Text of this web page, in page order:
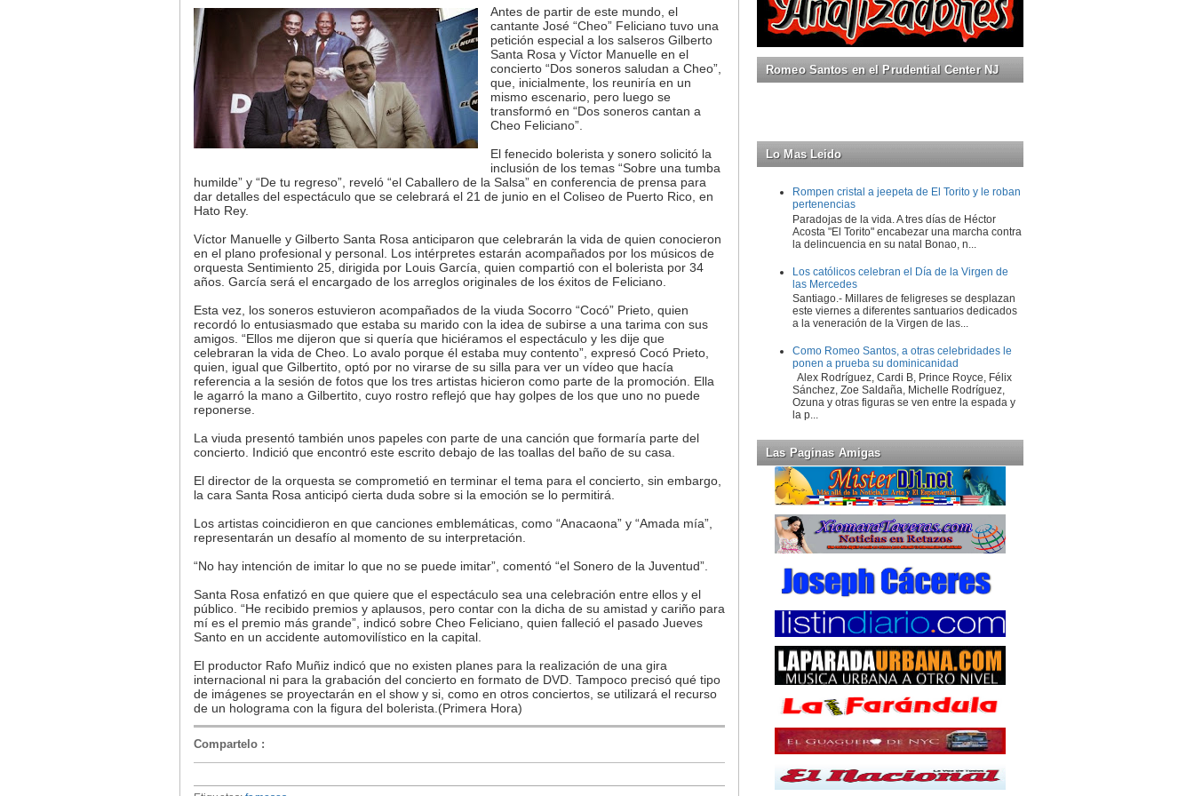
Antes de partir de este mundo, el
cantante José “Cheo” Feliciano tuvo una
petición especial a los salseros Gilberto
Santa Rosa y Víctor Manuelle en el
concierto “Dos soneros saludan a Cheo”,
que, inicialmente, los reuniría en un
mismo escenario, pero luego se
transformó en “Dos soneros cantan a
Cheo Feliciano”.
El fenecido bolerista y sonero solicitó la
inclusión de los temas “Sobre una tumba
humilde” y “De tu regreso”, reveló “el Caballero de la Salsa” en conferencia de prensa para
dar detalles del espectáculo que se celebrará el 21 de junio en el Coliseo de Puerto Rico, en
Hato Rey.
Víctor Manuelle y Gilberto Santa Rosa anticiparon que celebrarán la vida de quien conocieron
en el plano profesional y personal. Los intérpretes estarán acompañados por los músicos de
orquesta Sentimiento 25, dirigida por Louis García, quien compartió con el bolerista por 34
años. García será el encargado de los arreglos originales de los éxitos de Feliciano.
Esta vez, los soneros estuvieron acompañados de la viuda Socorro “Cocó” Prieto, quien
recordó lo entusiasmado que estaba su marido con la idea de subirse a una tarima con sus
amigos. “Ellos me dijeron que si quería que hiciéramos el espectáculo y les dije que
celebraran la vida de Cheo. Lo avalo porque él estaba muy contento”, expresó Cocó Prieto,
quien, igual que Gilbertito, optó por no virarse de su silla para ver un vídeo que hacía
referencia a la sesión de fotos que los tres artistas hicieron como parte de la promoción. Ella
le agarró la mano a Gilbertito, cuyo rostro reflejó que hay golpes de los que uno no puede
reponerse.
La viuda presentó también unos papeles con parte de una canción que formaría parte del
concierto. Indició que encontró este escrito debajo de las toallas del baño de su casa.
El director de la orquesta se comprometió en terminar el tema para el concierto, sin embargo,
la cara Santa Rosa anticipó cierta duda sobre si la emoción se lo permitirá.
Los artistas coincidieron en que canciones emblemáticas, como “Anacaona” y “Amada mía”,
representarán un desafío al momento de su interpretación.
“No hay intención de imitar lo que no se puede imitar”, comentó “el Sonero de la Juventud”.
Santa Rosa enfatizó en que quiere que el espectáculo sea una celebración entre ellos y el
público. “He recibido premios y aplausos, pero contar con la dicha de su amistad y cariño para
mí es el premio más grande”, indicó sobre Cheo Feliciano, quien falleció el pasado Jueves
Santo en un accidente automovilístico en la capital.
El productor Rafo Muñiz indicó que no existen planes para la realización de una gira
internacional ni para la grabación del concierto en formato de DVD. Tampoco precisó qué tipo
de imágenes se proyectarán en el show y si, como en otros conciertos, se utilizará el recurso
de un holograma con la figura del bolerista.(Primera Hora)
Compartelo :
Romeo Santos en el Prudential Center NJ
Lo Mas Leido
Rompen cristal a jeepeta de El Torito y le roban
pertenencias
Paradojas de la vida. A tres días de Héctor
Acosta "El Torito" encabezar una marcha contra
la delincuencia en su natal Bonao, n...
Los católicos celebran el Día de la Virgen de
las Mercedes
Santiago.- Millares de feligreses se desplazan
este viernes a diferentes santuarios dedicados
a la veneración de la Virgen de las...
Como Romeo Santos, a otras celebridades le
ponen a prueba su dominicanidad
Alex Rodríguez, Cardi B, Prince Royce, Félix
Sánchez, Zoe Saldaña, Michelle Rodríguez,
Ozuna y otras figuras se ven entre la espada y
la p...
Las Paginas Amigas